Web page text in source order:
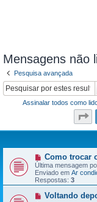
Mensagens não
Pesquisa avançada
Assinalar todos como
N
o
v
a
m
e
Como trocar
Última mensagem
Enviado em Ar
Respostas: 3
NVoltando